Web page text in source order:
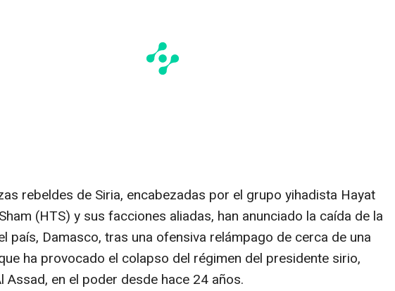
rebeldes de Siria, encabezadas por el grupo yihadista Hayat
(HTS) y sus facciones aliadas, han anunciado la caída de la
país, Damasco, tras una ofensiva relámpago de cerca de una
ha provocado el colapso del régimen del presidente sirio,
Assad, en el poder desde hace 24 años.